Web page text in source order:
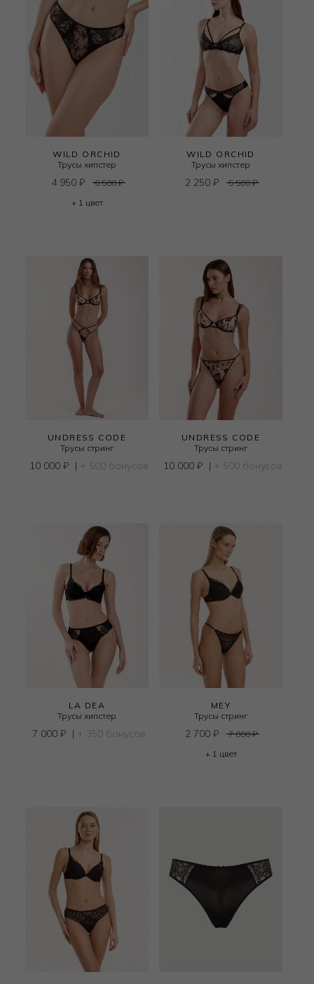
WILD ORCHID
Трусы хипстер
4 950 ₽ 6 500₽
+ 1 цвет
WILD ORCHID
Трусы хипстер
2 250 ₽ 5 500₽
UNDRESS CODE
Трусы стринг
10 000 ₽ | + 500 бонусов
UNDRESS CODE
Трусы стринг
10 000 ₽ | + 500 бонусов
LA DEA
Трусы хипстер
7 000 ₽ | + 350 бонусов
MEY
Трусы стринг
2 700 ₽ 7 000₽
+ 1 цвет